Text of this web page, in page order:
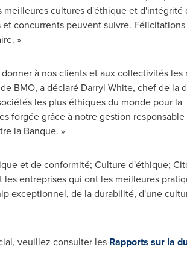
cultures d'éthique et d'intégrité
concurrents peuvent suivre. Félicitations
»
à nos clients et aux collectivités les
BMO, a déclaré Darryl White, chef de la
les plus éthiques du monde pour la
forgée grâce à notre gestion responsable
la Banque. »
et de conformité; Culture d'éthique;
entreprises qui ont les meilleures
exceptionnel, de la durabilité, d'une
veuillez consulter les Rapports sur la